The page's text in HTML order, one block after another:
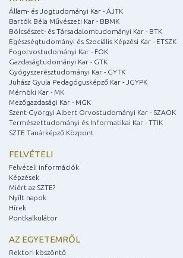
Állam- és Jogtudományi Kar - ÁJTK
Bartók Béla Művészeti Kar - BBMK
Bölcsészet- és Társadalomtudományi Kar - BTK
Egészségtudományi és Szociális Képzési Kar - ETSZK
Fogorvostudományi Kar - FOK
Gazdaságtudományi Kar - GTK
Gyógyszerésztudományi Kar - GYTK
Juhász Gyula Pedagógusképző Kar - JGYPK
Mérnöki Kar - MK
Mezőgazdasági Kar - MGK
Szent-Györgyi Albert Orvostudományi Kar - SZAOK
Természettudományi és Informatikai Kar - TTIK
SZTE Tanárképző Központ
FELVÉTELI
Felvételi információk
Képzések
Miért az SZTE?
Nyílt napok
Hírek
Pontkalkulátor
AZ EGYETEMRŐL
Rektori köszöntő